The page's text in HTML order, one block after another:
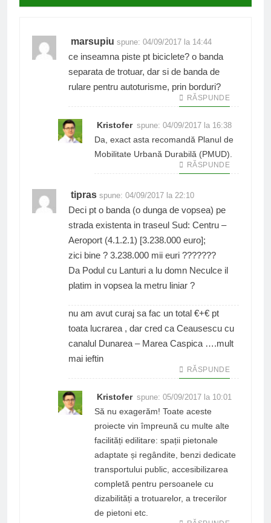
marsupiu spune: 04/09/2017 la 14:44
ce inseamna piste pt biciclete? o banda
separata de trotuar, dar si de banda de
rulare pentru autoturisme, prin borduri?
RĂSPUNDE
Kristofer spune: 04/09/2017 la 16:38
Da, exact asta recomandă Planul de
Mobilitate Urbană Durabilă (PMUD).
RĂSPUNDE
tipras spune: 04/09/2017 la 22:10
Deci pt o banda (o dunga de vopsea) pe
strada existenta in traseul Sud: Centru –
Aeroport (4.1.2.1) [3.238.000 euro];
zici bine ? 3.238.000 mii euri ???????
Da Podul cu Lanturi a lu domn Neculce il
platim in vopsea la metru liniar ?
nu am avut curaj sa fac un total €+€ pt
toata lucrarea , dar cred ca Ceausescu cu
canalul Dunarea – Marea Caspica ….mult
mai ieftin
RĂSPUNDE
Kristofer spune: 05/09/2017 la 10:01
Să nu exagerăm! Toate aceste
proiecte vin împreună cu multe alte
facilități edilitare: spații pietonale
adaptate și regândite, benzi dedicate
transportului public, accesibilizarea
completă pentru persoanele cu
dizabilități a trotuarelor, a trecerilor
de pietoni etc.